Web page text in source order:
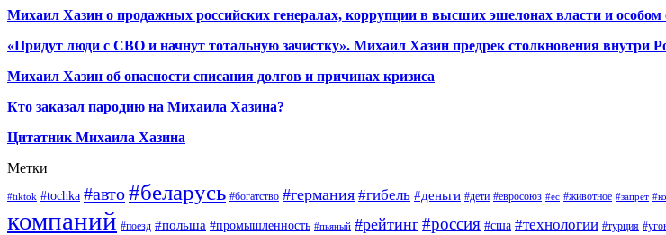
Михаил Хазин о продажных российских генералах, коррупции в высших эшелонах власти и особом
«Придут люди с СВО и начнут тотальную зачистку». Михаил Хазин предрек столкновения внутри
Михаил Хазин об опасности списания долгов и причинах кризиса
Кто заказал пародию на Михаила Хазина?
Цитатник Михаила Хазина
Метки
#tiktok #tochka #авто#беларусь #богатство #германия #гибель #деньги #дети #евросоюз #ес #животное #запрет
компаний #поезд #польша #промышленность #пьяный #рейтинг #россия #сша #технологии #турция